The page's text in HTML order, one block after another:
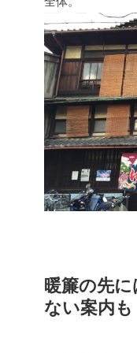
暖簾の先
ない案内も